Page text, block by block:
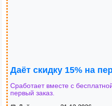
Даёт скидку 15% на
Сработает вместе с
первый заказ.